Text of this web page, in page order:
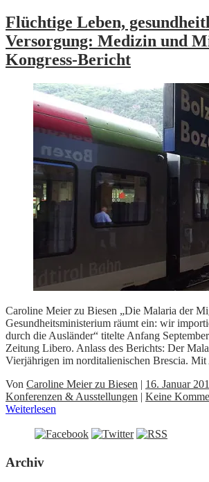
Flüchtige Leben,
Versorgung: Medizin und
Kongress-Bericht
Caroline Meier zu Biesen „Die Malaria der
Gesundheitsministerium räumt ein: wir
durch die Ausländer“ titelte Anfang
Zeitung Libero. Anlass des Berichts: Der
Vierjährigen im norditalienischen Brescia.
Von Caroline Meier zu Biesen | 16. Januar
Konferenzen & Ausstellungen | Keine
Weiterlesen
Archiv